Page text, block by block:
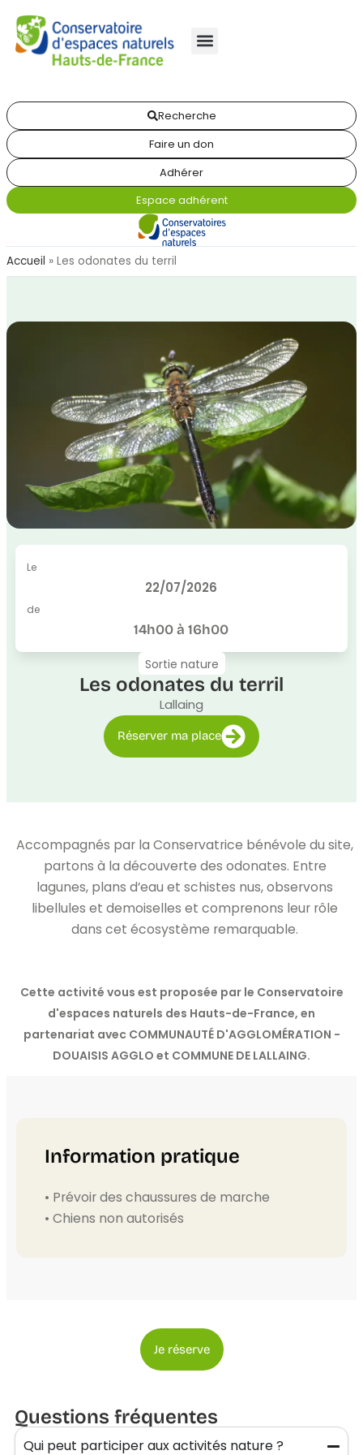
Recherche
Faire un don
Adhérer
Espace adhérent
Accueil » Les odonates du terril
Le
22/07/2026
de
14h00 à 16h00
Sortie nature
Les odonates du terril
Lallaing
Réserver ma place
Accompagnés par la Conservatrice bénévole du site,
partons à la découverte des odonates. Entre
lagunes, plans d’eau et schistes nus, observons
libellules et demoiselles et comprenons leur rôle
dans cet écosystème remarquable.
Cette activité vous est proposée par le Conservatoire
d'espaces naturels des Hauts-de-France, en
partenariat avec COMMUNAUTÉ D'AGGLOMÉRATION -
DOUAISIS AGGLO et COMMUNE DE LALLAING.
Information pratique
• Prévoir des chaussures de marche
• Chiens non autorisés
Je réserve
Questions fréquentes
Qui peut participer aux activités nature ?